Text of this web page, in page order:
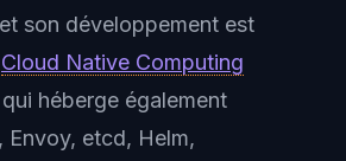
son développement est
Cloud Native Computing
héberge également
Envoy, etcd, Helm,